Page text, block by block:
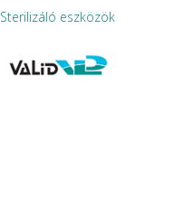
Sterilizáló eszközök